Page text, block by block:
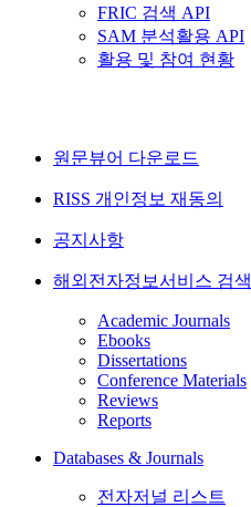
FRIC 검색 API
SAM 분석활용 API
활용 및 참여 현황
원문뷰어 다운로드
RISS 개인정보 재동의
공지사항
해외전자정보서비스 검색
Academic Journals
Ebooks
Dissertations
Conference Materials
Reviews
Reports
Databases & Journals
전자저널 리스트